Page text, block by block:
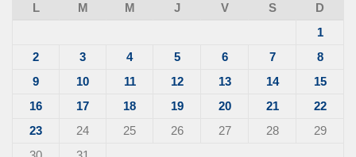
L
M M J V S
D
1
2
3 4 5 6 7
8
9
10 11 12 13 14
15
16
17 18 19 20 21
22
23
24 25 26 27 28
29